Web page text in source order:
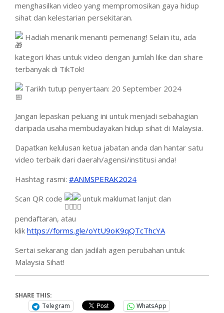
menghasilkan video yang mempromosikan gaya hidup
sihat dan kelestarian persekitaran.
Hadiah menarik menanti pemenang! Selain itu, ada
kategori khas untuk video dengan jumlah like dan share
terbanyak di TikTok!
Tarikh tutup penyertaan: 20 September 2024
Jangan lepaskan peluang ini untuk menjadi sebahagian
daripada usaha membudayakan hidup sihat di Malaysia.
Dapatkan kelulusan ketua jabatan anda dan hantar satu
video terbaik dari daerah/agensi/institusi anda!
Hashtag rasmi: #ANMSPERAK2024
Scan QR code
untuk maklumat lanjut dan
pendaftaran, atau
klik https://forms.gle/oYtU9oK9qQTcThcYA
Sertai sekarang dan jadilah agen perubahan untuk
Malaysia Sihat!
SHARE THIS:
Telegram
WhatsApp